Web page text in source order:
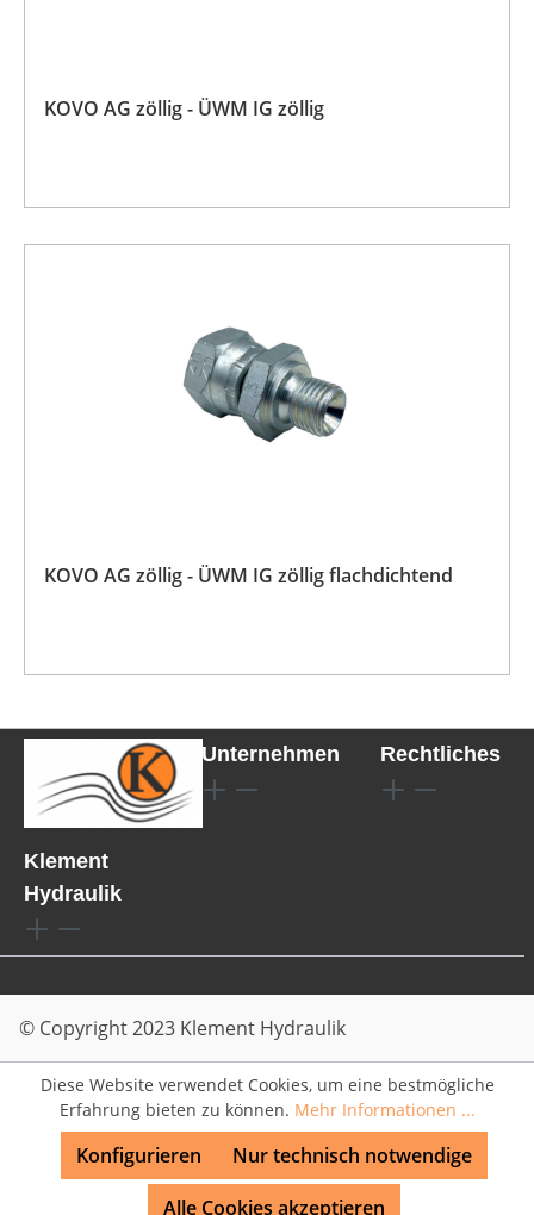
KOVO AG zöllig - ÜWM IG zöllig
KOVO AG zöllig - ÜWM IG zöllig flachdichtend
Klement
Hydraulik
Unternehmen Rechtliches
© Copyright 2023 Klement Hydraulik
Diese Website verwendet Cookies, um eine bestmögliche
Erfahrung bieten zu können. Mehr Informationen ...
Nur technisch notwendige
Konfigurieren
Alle Cookies akzeptieren